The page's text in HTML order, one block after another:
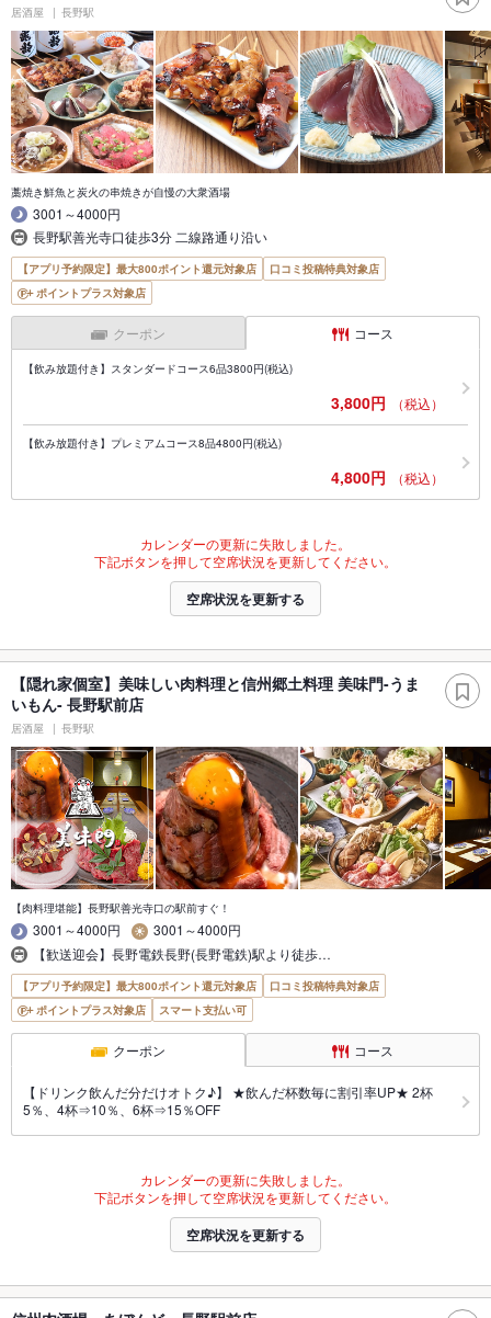
居酒屋 長野駅
藁焼き鮮魚と炭火の串焼きが自慢の大衆酒場
3001～4000円
長野駅善光寺口徒歩3分 二線路通り沿い
【アプリ予約限定】最大800ポイント還元対象店
口コミ投稿特典対象店
ポイントプラス対象店
クーポン コース
【飲み放題付き】スタンダードコース6品3800円(税込)
3,800円 （税込）
【飲み放題付き】プレミアムコース8品4800円(税込)
4,800円 （税込）
カレンダーの更新に失敗しました。
下記ボタンを押して空席状況を更新してください。
空席状況を更新する
【隠れ家個室】美味しい肉料理と信州郷土料理 美味門-うま
いもん- 長野駅前店
居酒屋 長野駅
【肉料理堪能】長野駅善光寺口の駅前すぐ！
3001～4000円
3001～4000円
【歓送迎会】長野電鉄長野(長野電鉄)駅より徒歩…
【アプリ予約限定】最大800ポイント還元対象店
口コミ投稿特典対象店
ポイントプラス対象店
スマート支払い可
クーポン コース
【ドリンク飲んだ分だけオトク♪】 ★飲んだ杯数毎に割引率UP★ 2杯
5％、4杯⇒10％、6杯⇒15％OFF
カレンダーの更新に失敗しました。
下記ボタンを押して空席状況を更新してください。
空席状況を更新する